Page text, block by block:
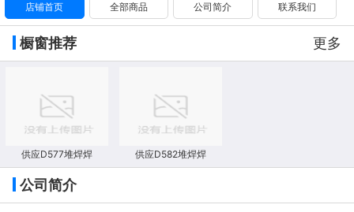
店铺首页 全部商品 公司简介 联系我们
橱窗推荐 更多
供应D577堆焊焊 供应D582堆焊焊
公司简介